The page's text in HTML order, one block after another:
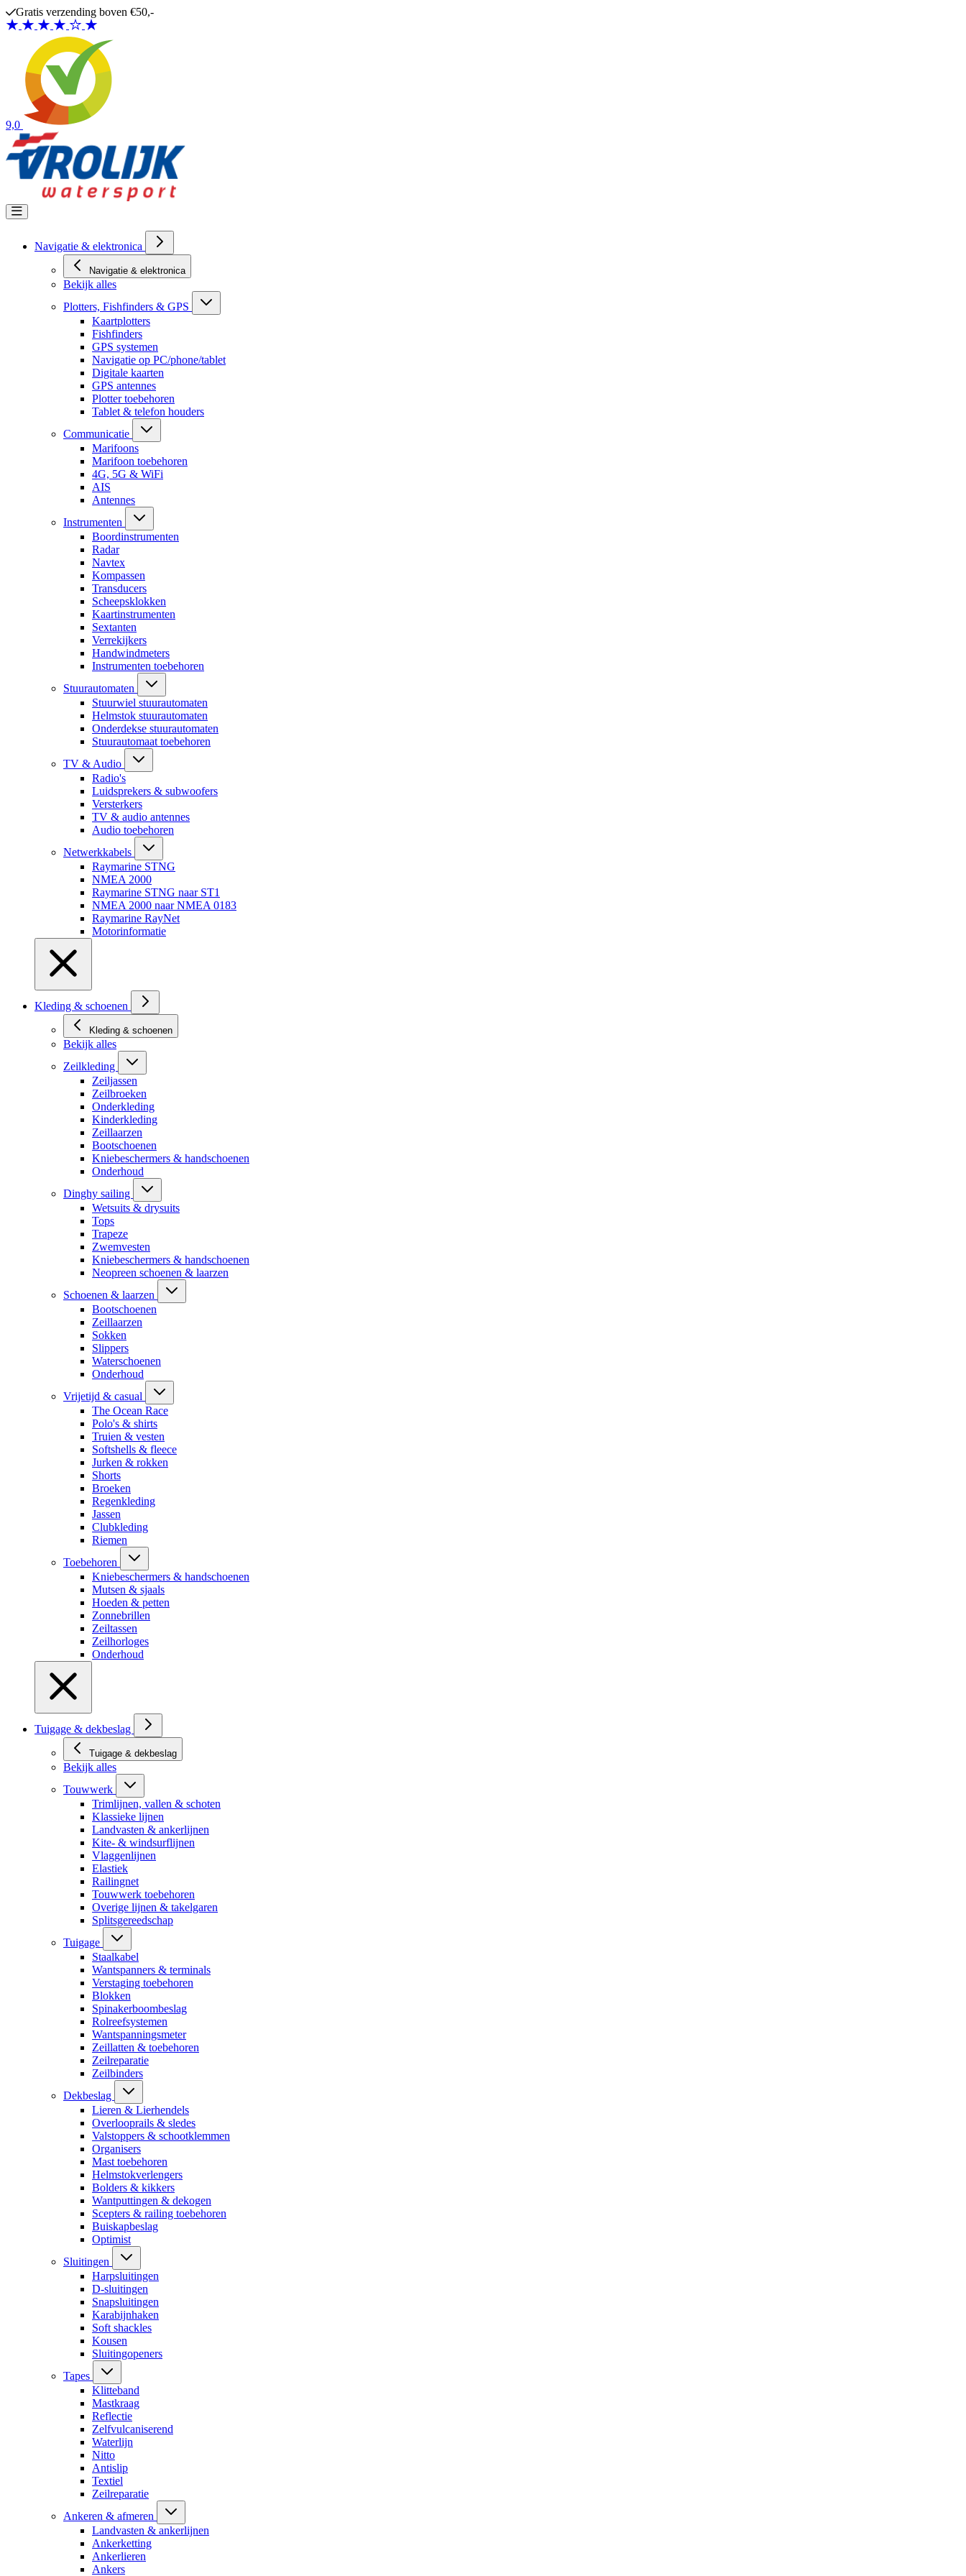
Ga naar de inhoud
Gratis verzending boven €50,-
9,0
Navigatie & elektronica
Navigatie & elektronica
Bekijk alles
Plotters, Fishfinders & GPS
Kaartplotters
Fishfinders
GPS systemen
Navigatie op PC/phone/tablet
Digitale kaarten
GPS antennes
Plotter toebehoren
Tablet & telefon houders
Communicatie
Marifoons
Marifoon toebehoren
4G, 5G & WiFi
AIS
Antennes
Instrumenten
Boordinstrumenten
Radar
Navtex
Kompassen
Transducers
Scheepsklokken
Kaartinstrumenten
Sextanten
Verrekijkers
Handwindmeters
Instrumenten toebehoren
Stuurautomaten
Stuurwiel stuurautomaten
Helmstok stuurautomaten
Onderdekse stuurautomaten
Stuurautomaat toebehoren
TV & Audio
Radio's
Luidsprekers & subwoofers
Versterkers
TV & audio antennes
Audio toebehoren
Netwerkkabels
Raymarine STNG
NMEA 2000
Raymarine STNG naar ST1
NMEA 2000 naar NMEA 0183
Raymarine RayNet
Motorinformatie
Kleding & schoenen
Kleding & schoenen
Bekijk alles
Zeilkleding
Zeiljassen
Zeilbroeken
Onderkleding
Kinderkleding
Zeillaarzen
Bootschoenen
Kniebeschermers & handschoenen
Onderhoud
Dinghy sailing
Wetsuits & drysuits
Tops
Trapeze
Zwemvesten
Kniebeschermers & handschoenen
Neopreen schoenen & laarzen
Schoenen & laarzen
Bootschoenen
Zeillaarzen
Sokken
Slippers
Waterschoenen
Onderhoud
Vrijetijd & casual
The Ocean Race
Polo's & shirts
Truien & vesten
Softshells & fleece
Jurken & rokken
Shorts
Broeken
Regenkleding
Jassen
Clubkleding
Riemen
Toebehoren
Kniebeschermers & handschoenen
Mutsen & sjaals
Hoeden & petten
Zonnebrillen
Zeiltassen
Zeilhorloges
Onderhoud
Tuigage & dekbeslag
Tuigage & dekbeslag
Bekijk alles
Touwwerk
Trimlijnen, vallen & schoten
Klassieke lijnen
Landvasten & ankerlijnen
Kite- & windsurflijnen
Vlaggenlijnen
Elastiek
Railingnet
Touwwerk toebehoren
Overige lijnen & takelgaren
Splitsgereedschap
Tuigage
Staalkabel
Wantspanners & terminals
Verstaging toebehoren
Blokken
Spinakerboombeslag
Rolreefsystemen
Wantspanningsmeter
Zeillatten & toebehoren
Zeilreparatie
Zeilbinders
Dekbeslag
Lieren & Lierhendels
Overlooprails & sledes
Valstoppers & schootklemmen
Organisers
Mast toebehoren
Helmstokverlengers
Bolders & kikkers
Wantputtingen & dekogen
Scepters & railing toebehoren
Buiskapbeslag
Optimist
Sluitingen
Harpsluitingen
D-sluitingen
Snapsluitingen
Karabijnhaken
Soft shackles
Kousen
Sluitingopeners
Tapes
Klitteband
Mastkraag
Reflectie
Zelfvulcaniserend
Waterlijn
Nitto
Antislip
Textiel
Zeilreparatie
Ankeren & afmeren
Landvasten & ankerlijnen
Ankerketting
Ankerlieren
Ankers